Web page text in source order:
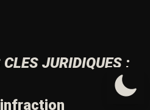
JURIDIQUES ;